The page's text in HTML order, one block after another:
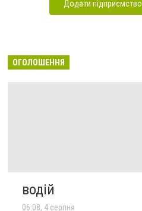
Додати підприємство
ОГОЛОШЕННЯ
водій
06:08, 4 серпня